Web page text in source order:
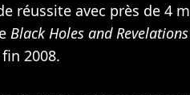
réussite avec près de 4
Black Holes and Revelations
2008.